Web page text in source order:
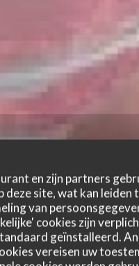
en zijn partners
deze site, wat kan leiden
van
cookies zijn
geïnstalleerd.
vereisen uw